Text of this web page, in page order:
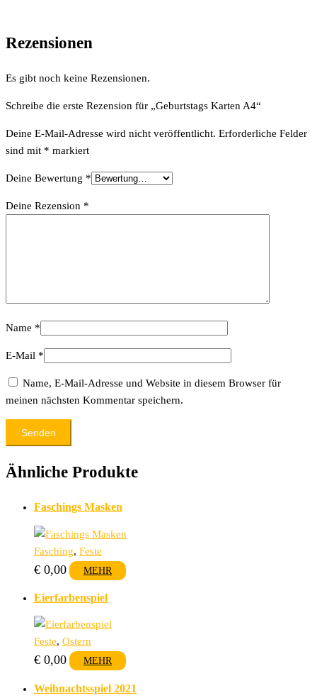
Rezensionen
Es gibt noch keine Rezensionen.
Schreibe die erste Rezension für „Geburtstags Karten A4“
Deine E-Mail-Adresse wird nicht veröffentlicht. Erforderliche Felder
sind mit * markiert
Deine Bewertung *
Deine Rezension *
Name *
E-Mail *
Name, E-Mail-Adresse und Website in diesem Browser für
meinen nächsten Kommentar speichern.
Ähnliche Produkte
Faschings Masken
Fasching, Feste
€ 0,00 MEHR
Eierfarbenspiel
Feste, Ostern
€ 0,00 MEHR
Weihnachtsspiel 2021